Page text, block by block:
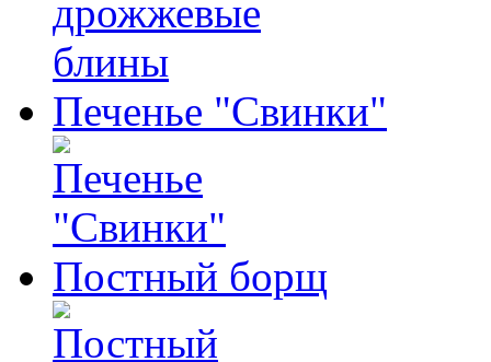
Печенье "Свинки"
Постный борщ